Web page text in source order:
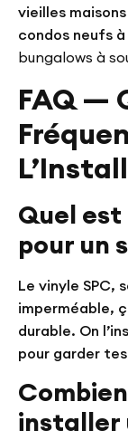
vieilles
condos neufs
bungalows à
FAQ —
Quel
pour un
Le vinyle SPC,
imperméable,
durable. On
pour garder
installer